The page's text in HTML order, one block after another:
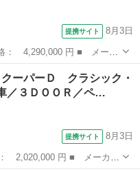
提携サイト 8月3日
■ グレード名： カント
ム 純正ナビ・純正シート
クーパーＤ クラシック・
／３ＤＯＯＲ／ペ…
提携サイト 8月3日